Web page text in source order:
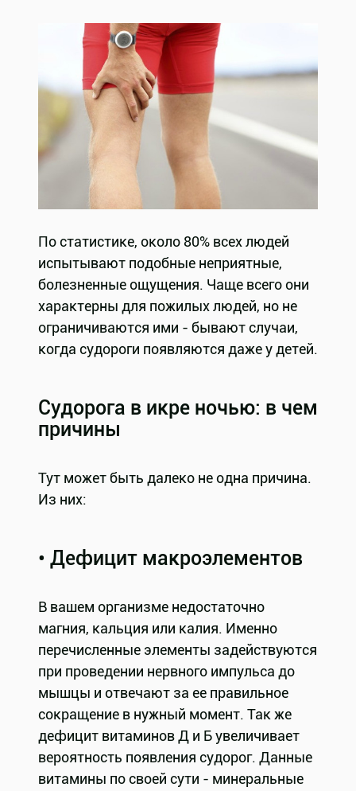
По статистике, около 80% всех людей
испытывают подобные неприятные,
болезненные ощущения. Чаще всего они
характерны для пожилых людей, но не
ограничиваются ими - бывают случаи,
когда судороги появляются даже у детей.
Судорога в икре ночью: в чем
причины
Тут может быть далеко не одна причина.
Из них:
• Дефицит макроэлементов
В вашем организме недостаточно
магния, кальция или калия. Именно
перечисленные элементы задействуются
при проведении нервного импульса до
мышцы и отвечают за ее правильное
сокращение в нужный момент. Так же
дефицит витаминов Д и Б увеличивает
вероятность появления судорог. Данные
витамины по своей сути - минеральные